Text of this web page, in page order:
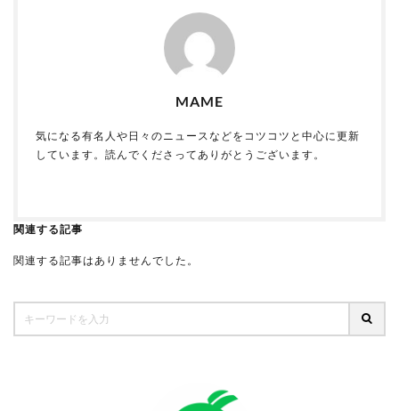
MAME
気になる有名人や日々のニュースなどをコツコツと中心に更新
しています。読んでくださってありがとうございます。
関連する記事
関連する記事はありませんでした。